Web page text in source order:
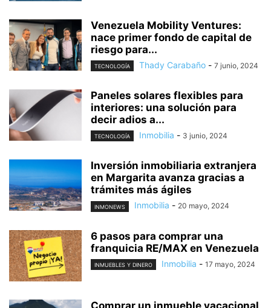
Venezuela Mobility Ventures:
nace primer fondo de capital de
riesgo para...
TECNOLOGÍA Thady Carabaño - 7 junio, 2024
Paneles solares flexibles para
interiores: una solución para
decir adios a...
TECNOLOGÍA Inmobilia - 3 junio, 2024
Inversión inmobiliaria extranjera
en Margarita avanza gracias a
trámites más ágiles
INMONEWS Inmobilia - 20 mayo, 2024
6 pasos para comprar una
franquicia RE/MAX en Venezuela
INMUEBLES Y DINERO Inmobilia - 17 mayo, 2024
Comprar un inmueble vacacional